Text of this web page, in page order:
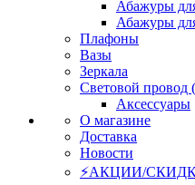
Абажуры
Абажуры
Плафоны
Вазы
Зеркала
Световой провод
Аксессуары
О магазине
Доставка
Новости
⚡АКЦИИ/